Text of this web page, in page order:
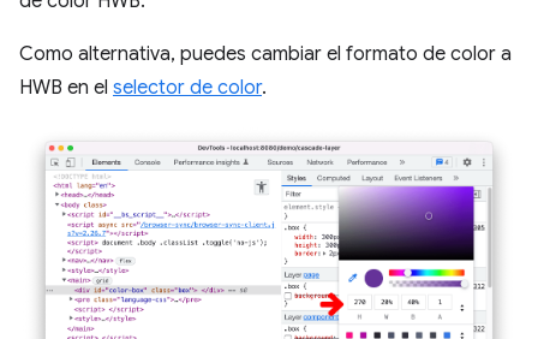
Como alternativa, puedes cambiar el formato de color a
HWB en el selector de color.